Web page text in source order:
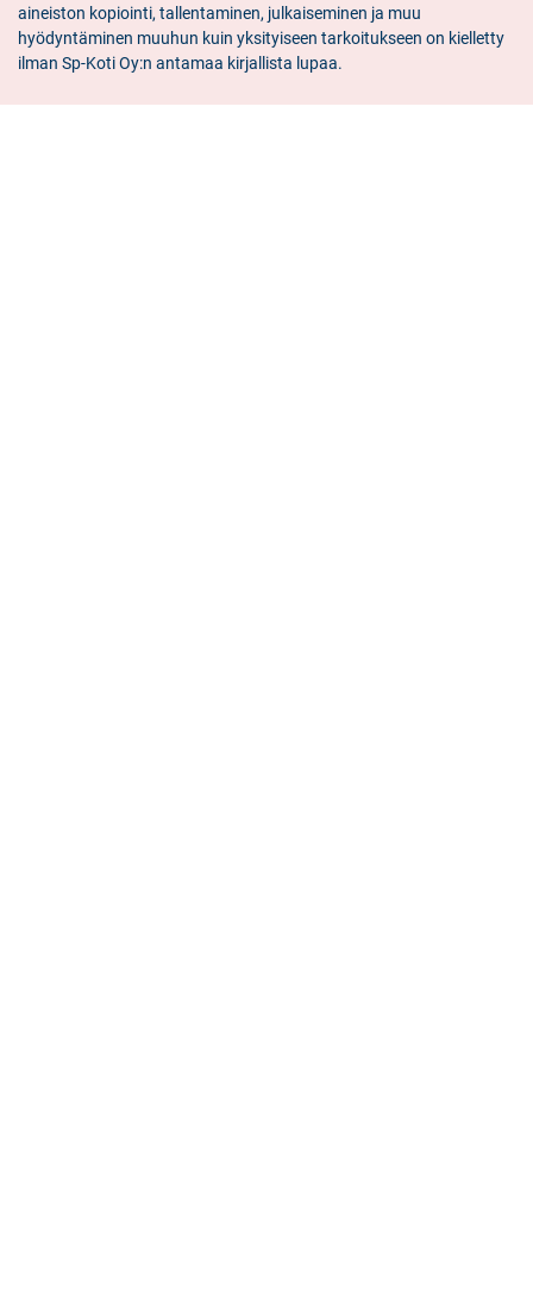
aineiston kopiointi, tallentaminen, julkaiseminen ja muu
hyödyntäminen muuhun kuin yksityiseen tarkoitukseen on kielletty
ilman Sp-Koti Oy:n antamaa kirjallista lupaa.